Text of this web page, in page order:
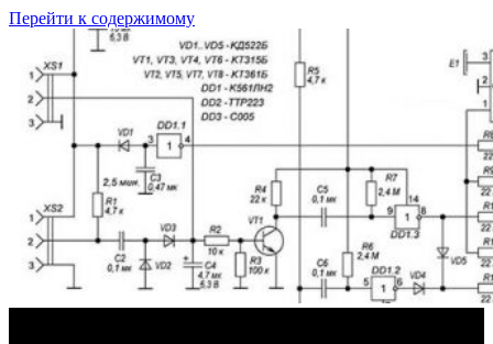
Перейти к содержимому